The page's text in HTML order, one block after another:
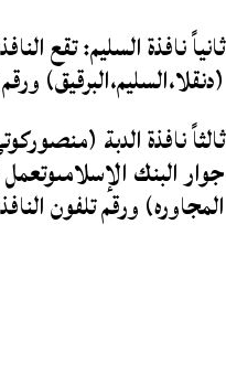
ثانياً نافذة السليم: تقع
(دنقلا،السليم،البرقيق) ورقم تلفون
ثالثاً نافذة الدبة
جوار البنك
المجاوره) ورقم تلفون النافذة